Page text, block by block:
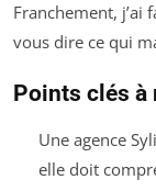
Franchement, j’ai
vous dire ce qui
Points clés à
Une agence
elle doit